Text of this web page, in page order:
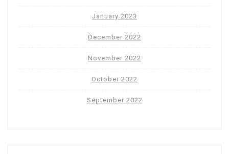
January 2023
December 2022
November 2022
October 2022
September 2022